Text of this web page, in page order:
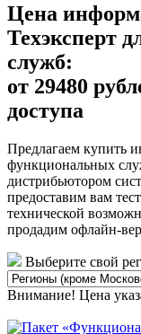
Цена
Техэксперт
служб:
от 29480
доступа
Предлагаем купить
функциональных
дистрибьютором
предоставим вам
технической
продадим офлайн-
Выберите свой
Внимание! Цена